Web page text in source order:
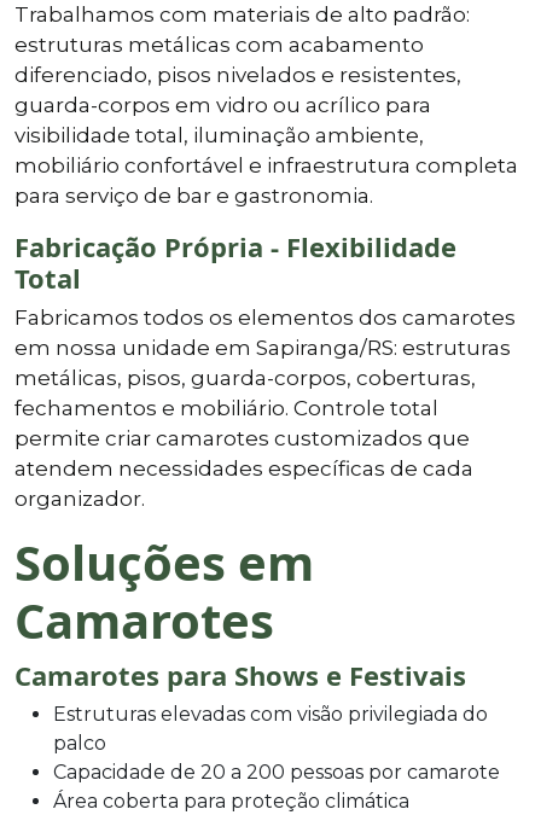
Trabalhamos com materiais de alto padrão:
estruturas metálicas com acabamento
diferenciado, pisos nivelados e resistentes,
guarda-corpos em vidro ou acrílico para
visibilidade total, iluminação ambiente,
mobiliário confortável e infraestrutura completa
para serviço de bar e gastronomia.
Fabricação Própria - Flexibilidade
Total
Fabricamos todos os elementos dos camarotes
em nossa unidade em Sapiranga/RS: estruturas
metálicas, pisos, guarda-corpos, coberturas,
fechamentos e mobiliário. Controle total
permite criar camarotes customizados que
atendem necessidades específicas de cada
organizador.
Soluções em
Camarotes
Camarotes para Shows e Festivais
Estruturas elevadas com visão privilegiada do
palco
Capacidade de 20 a 200 pessoas por camarote
Área coberta para proteção climática